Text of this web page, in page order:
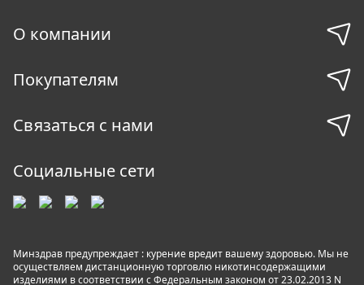
О компании
Покупателям
Связаться с нами
Социальные сети
Минздрав предупреждает : курение вредит вашему здоровью. Мы не
осуществляем дистанционную торговлю никотинсодержащими
изделиями в соответствии с Федеральным законом от 23.02.2013 N